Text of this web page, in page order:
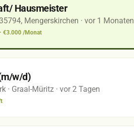
Hausmeister
35794, Mengerskirchen · vor 1 Monaten
€3.000 /Monat
w/d)
· Graal-Müritz · vor 2 Tagen